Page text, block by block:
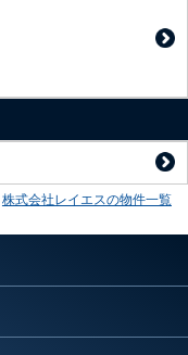
株式会社レイエスの物件一覧